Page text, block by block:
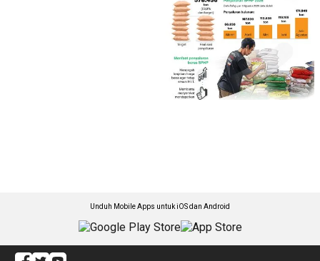
Unduh Mobile Apps untuk iOS dan Android